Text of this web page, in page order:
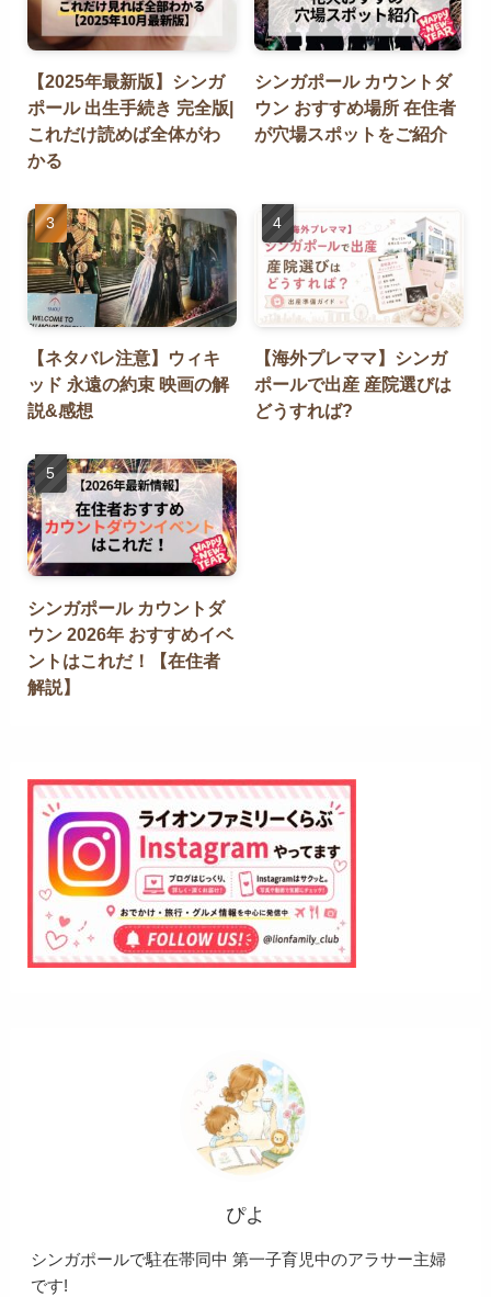
【2025年最新版】シンガ
ポール 出生手続き 完全版|
これだけ読めば全体がわ
かる
シンガポール カウントダ
ウン おすすめ場所 在住者
が穴場スポットをご紹介
【ネタバレ注意】ウィキ
ッド 永遠の約束 映画の解
説&感想
【海外プレママ】シンガ
ポールで出産 産院選びは
どうすれば?
シンガポール カウントダ
ウン 2026年 おすすめイベ
ントはこれだ！【在住者
解説】
ぴよ
シンガポールで駐在帯同中 第一子育児中のアラサー主婦
です!